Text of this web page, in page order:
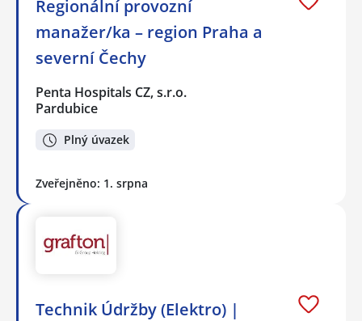
Regionální provozní
manažer/ka – region Praha a
severní Čechy
Penta Hospitals CZ, s.r.o.
Pardubice
Plný úvazek
Zveřejněno: 1. srpna
Technik Údržby (Elektro) |